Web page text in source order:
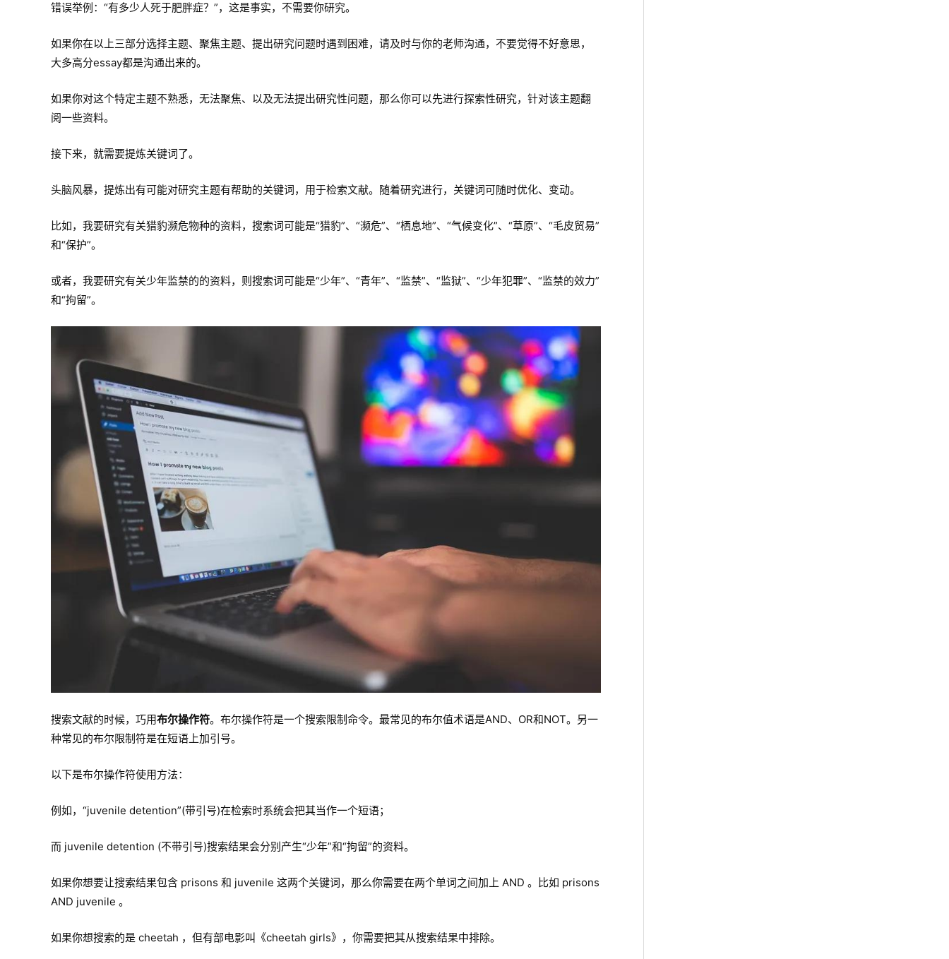
错误举例：“有多少人死于肥胖症？”，这是事实，不需要你研究。
如果你在以上三部分选择主题、聚焦主题、提出研究问题时遇到困难，请及时与你的老师沟通，不要觉得不好意思，
大多高分essay都是沟通出来的。
如果你对这个特定主题不熟悉，无法聚焦、以及无法提出研究性问题，那么你可以先进行探索性研究，针对该主题翻
阅一些资料。
接下来，就需要提炼关键词了。
头脑风暴，提炼出有可能对研究主题有帮助的关键词，用于检索文献。随着研究进行，关键词可随时优化、变动。
比如，我要研究有关猎豹濒危物种的资料，搜索词可能是“猎豹”、“濒危”、“栖息地”、“气候变化”、“草原”、“毛皮贸易”
和“保护”。
或者，我要研究有关少年监禁的的资料，则搜索词可能是“少年”、“青年”、“监禁”、“监狱”、“少年犯罪”、“监禁的效力”
和“拘留”。
搜索文献的时候，巧用布尔操作符。布尔操作符是一个搜索限制命令。最常见的布尔值术语是AND、OR和NOT。另一
种常见的布尔限制符是在短语上加引号。
以下是布尔操作符使用方法：
例如，“juvenile detention”(带引号)在检索时系统会把其当作一个短语；
而 juvenile detention (不带引号)搜索结果会分别产生“少年”和“拘留”的资料。
如果你想要让搜索结果包含 prisons 和 juvenile 这两个关键词，那么你需要在两个单词之间加上 AND 。比如 prisons
AND juvenile 。
如果你想搜索的是 cheetah ，但有部电影叫《cheetah girls》，你需要把其从搜索结果中排除。